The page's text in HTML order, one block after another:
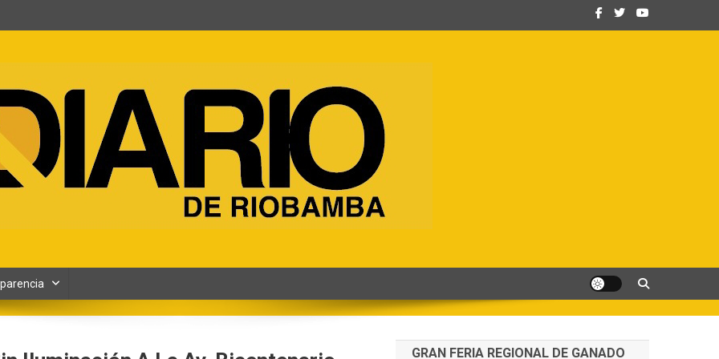
GRAN FERIA REGIONAL DE GANADO